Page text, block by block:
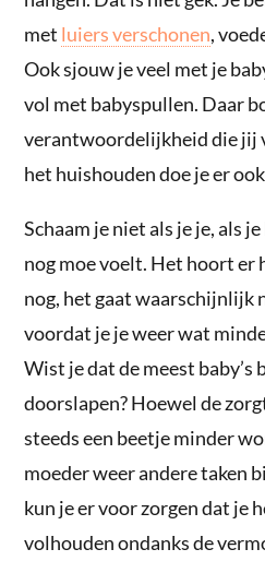
met luiers verschonen,
Ook sjouw je veel met je
vol met babyspullen. Daar
verantwoordelijkheid die jij
het huishouden doe je er
Schaam je niet als je je, als
nog moe voelt. Het hoort er
nog, het gaat waarschijnlijk
voordat je je weer wat
Wist je dat de meest baby’s
doorslapen? Hoewel de
steeds een beetje minder
moeder weer andere taken
kun je er voor zorgen dat je
volhouden ondanks de